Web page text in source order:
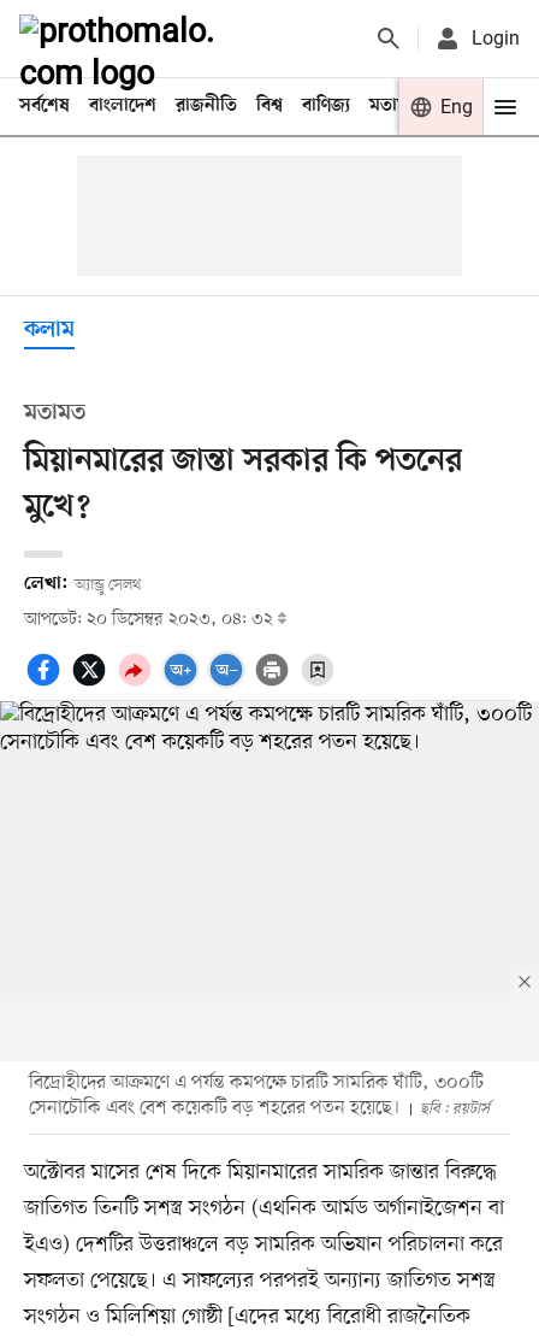
Login
সর্বশেষ বাংলাদেশ রাজনীতি বিশ্ব বাণিজ্য মতামত খেলা
Eng
কলাম
মতামত
মিয়ানমারের জান্তা সরকার কি পতনের
মুখে?
লেখা: অ্যান্ড্রু সেলথ
আপডেট: ২০ ডিসেম্বর ২০২৩, ০৪: ৩২
বিদ্রোহীদের আক্রমণে এ পর্যন্ত কমপক্ষে চারটি সামরিক ঘাঁটি, ৩০০টি
সেনাচৌকি এবং বেশ কয়েকটি বড় শহরের পতন হয়েছে।
ছবি : রয়টার্স
অক্টোবর মাসের শেষ দিকে মিয়ানমারের সামরিক জান্তার বিরুদ্ধে
জাতিগত তিনটি সশস্ত্র সংগঠন (এথনিক আর্মড অর্গানাইজেশন বা
ইএও) দেশটির উত্তরাঞ্চলে বড় সামরিক অভিযান পরিচালনা করে
সফলতা পেয়েছে। এ সাফল্যের পরপরই অন্যান্য জাতিগত সশস্ত্র
সংগঠন ও মিলিশিয়া গোষ্ঠী [এদের মধ্যে বিরোধী রাজনৈতিক